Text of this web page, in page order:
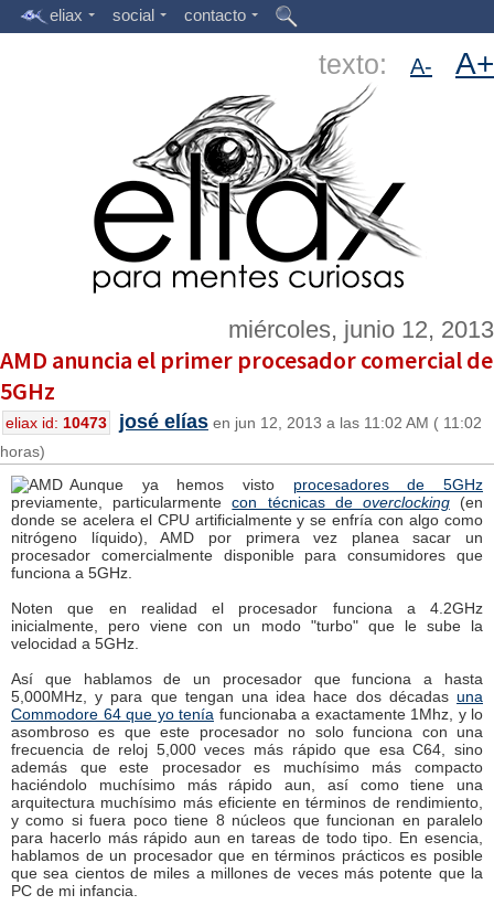
eliax social contacto
texto: A- A+
miércoles, junio 12, 2013
AMD anuncia el primer procesador comercial de
5GHz
eliax id: 10473 josé elías en jun 12, 2013 a las 11:02 AM ( 11:02
horas)
Aunque ya hemos visto procesadores de 5GHz
previamente, particularmentecon técnicas de overclocking(en
donde se acelera el CPU artificialmente y se enfría con algo como
nitrógeno líquido), AMD por primera vez planea sacar un
procesador comercialmente disponible para consumidores que
funciona a 5GHz.
Noten que en realidad el procesador funciona a 4.2GHz
inicialmente, pero viene con un modo "turbo" que le sube la
velocidad a 5GHz.
Así que hablamos de un procesador que funciona a hasta
5,000MHz, y para que tengan una idea hace dos décadas una
Commodore 64 que yo tenía funcionaba a exactamente 1Mhz, y lo
asombroso es que este procesador no solo funciona con una
frecuencia de reloj 5,000 veces más rápido que esa C64, sino
además que este procesador es muchísimo más compacto
haciéndolo muchísimo más rápido aun, así como tiene una
arquitectura muchísimo más eficiente en términos de rendimiento,
y como si fuera poco tiene 8 núcleos que funcionan en paralelo
para hacerlo más rápido aun en tareas de todo tipo. En esencia,
hablamos de un procesador que en términos prácticos es posible
que sea cientos de miles a millones de veces más potente que la
PC de mi infancia.